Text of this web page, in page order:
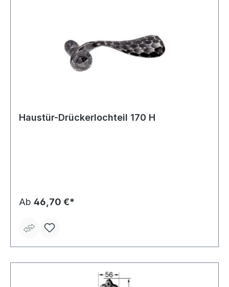
Haustür-Drückerlochteil 170 H
Ab 46,70 €*